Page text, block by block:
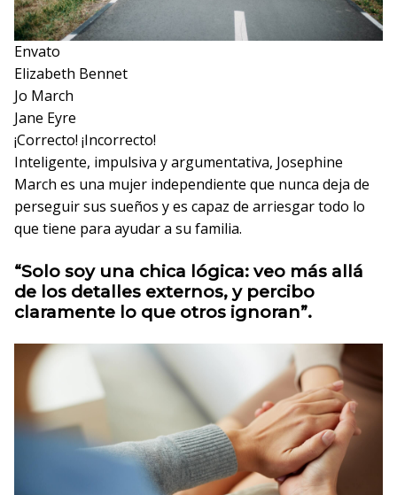
Envato
Elizabeth Bennet
Jo March
Jane Eyre
¡Correcto! ¡Incorrecto!
Inteligente, impulsiva y argumentativa, Josephine
March es una mujer independiente que nunca deja de
perseguir sus sueños y es capaz de arriesgar todo lo
que tiene para ayudar a su familia.
“Solo soy una chica lógica: veo más allá
de los detalles externos, y percibo
claramente lo que otros ignoran”.